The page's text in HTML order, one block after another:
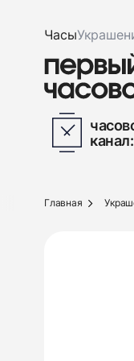
Часы
канал:
Главная